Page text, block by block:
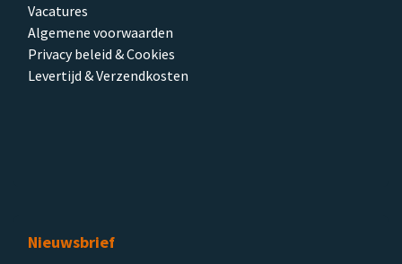
Vacatures
Algemene voorwaarden
Privacy beleid & Cookies
Levertijd & Verzendkosten
Nieuwsbrief